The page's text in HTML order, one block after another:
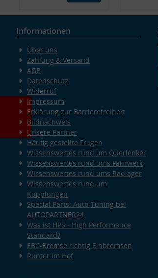
Informationen
Über uns
Zahlung & Versand
AGB
Datenschutz
Widerruf
Impressum
Erklärung zur Barrierefreiheit
Bildnachweis
Unsere Partner
Häufig gestellte Fragen
Wissenswertes rund um Querlenker
Wissenswertes rund ums Fahrwerk
Wissenswertes rund ums Radlager
Wissenswertes rund um
Kupplungen
Special Parts: Auto-Tuning bei
AUTOPARTNER24
Was ist HPS - High Performance
Standard?
EBC-Bremse richtig Einbremsen
Runter im Hof